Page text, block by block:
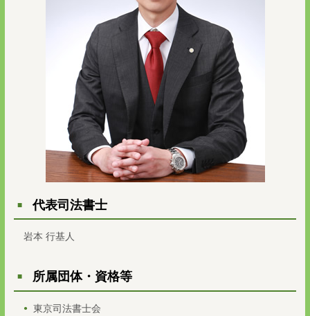
代表司法書士
岩本 行基人
所属団体・資格等
東京司法書士会